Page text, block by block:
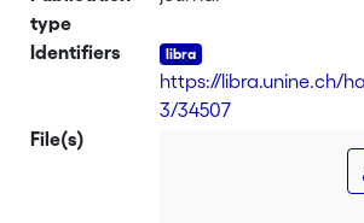
Schlüsselpersonen'
2016)." Das Zitat
dass der heutige
vermehrt auf die
„Schlüsselpersonen“
type
Identifiers
https://libra.unine.ch/
3/34507
File(s)